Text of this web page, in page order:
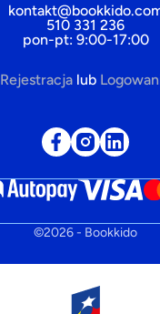
510 331 236
pon-pt: 9:00-17:00
Rejestracja lub
©2026- Bookkido